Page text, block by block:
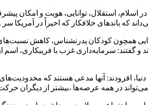
در اسلام، استقلال، توانایی، هویت و
که باندهای خلافکار که اخیراً در آمریکا سر
همچون کودکان پدرنشناس، کاهش نسبت‌های
گفتند: سرمایه‌داری غرب با فریبکاری،
افزودند: آنها مدعی هستند که
در همه عرصه‌ها ،بیشتر از دیگران